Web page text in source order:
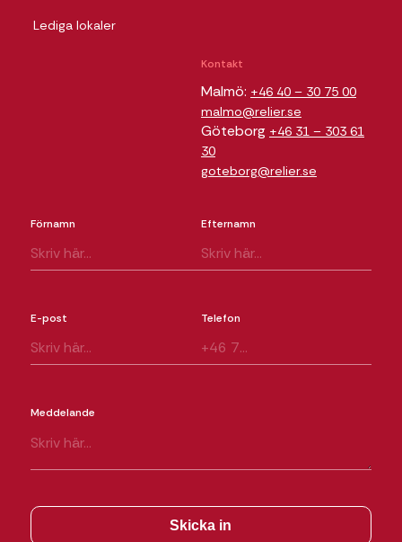
Lediga lokaler
Kontakt
Malmö: +46 40 – 30 75 00
malmo@relier.se
Göteborg +46 31 – 303 61
30
goteborg@relier.se
Förnamn Efternamn
E-post Telefon
Meddelande